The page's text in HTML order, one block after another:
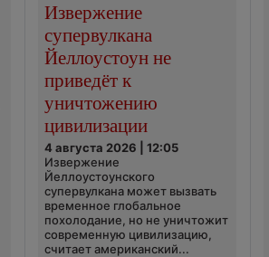
Извержение
супервулкана
Йеллоустоун не
приведёт к
уничтожению
цивилизации
4 августа 2026 | 12:05
Извержение
Йеллоустоунского
супервулкана может вызвать
временное глобальное
похолодание, но не уничтожит
современную цивилизацию,
считает американский...